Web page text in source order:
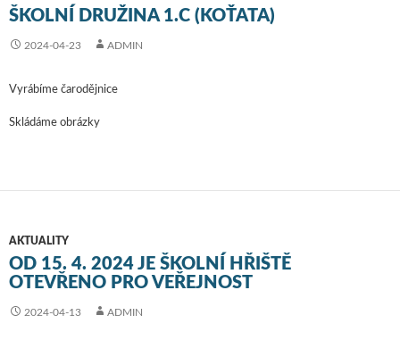
ŠKOLNÍ DRUŽINA 1.C (KOŤATA)
2024-04-23 ADMIN
Vyrábíme čarodějnice
Skládáme obrázky
AKTUALITY
OD 15. 4. 2024 JE ŠKOLNÍ HŘIŠTĚ
OTEVŘENO PRO VEŘEJNOST
2024-04-13 ADMIN